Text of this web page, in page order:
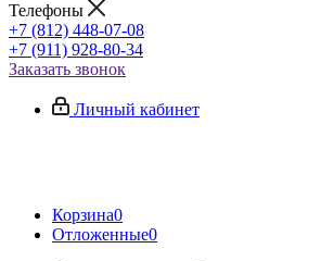
Телефоны
+7 (812) 448-07-08
+7 (911) 928-80-34
Заказать звонок
Личный кабинет
Корзина0
Отложенные0